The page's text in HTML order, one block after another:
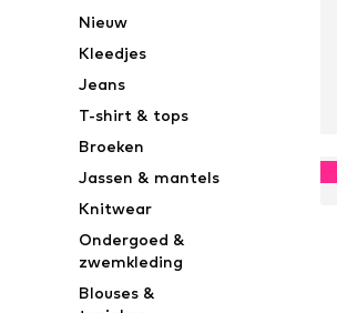
Nieuw
Kleedjes
Jeans
T-shirt & tops
Broeken
Jassen & mantels
Knitwear
Ondergoed &
zwemkleding
Blouses &